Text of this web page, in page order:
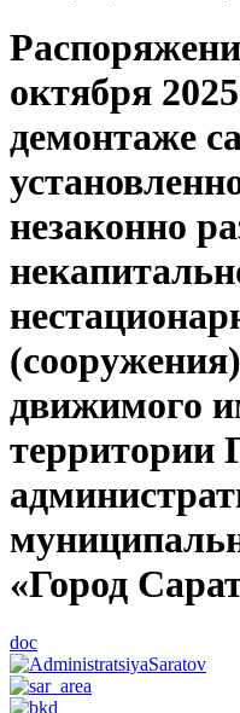
октября
демонтаже
незаконно
движимого
территории
«Город
doc